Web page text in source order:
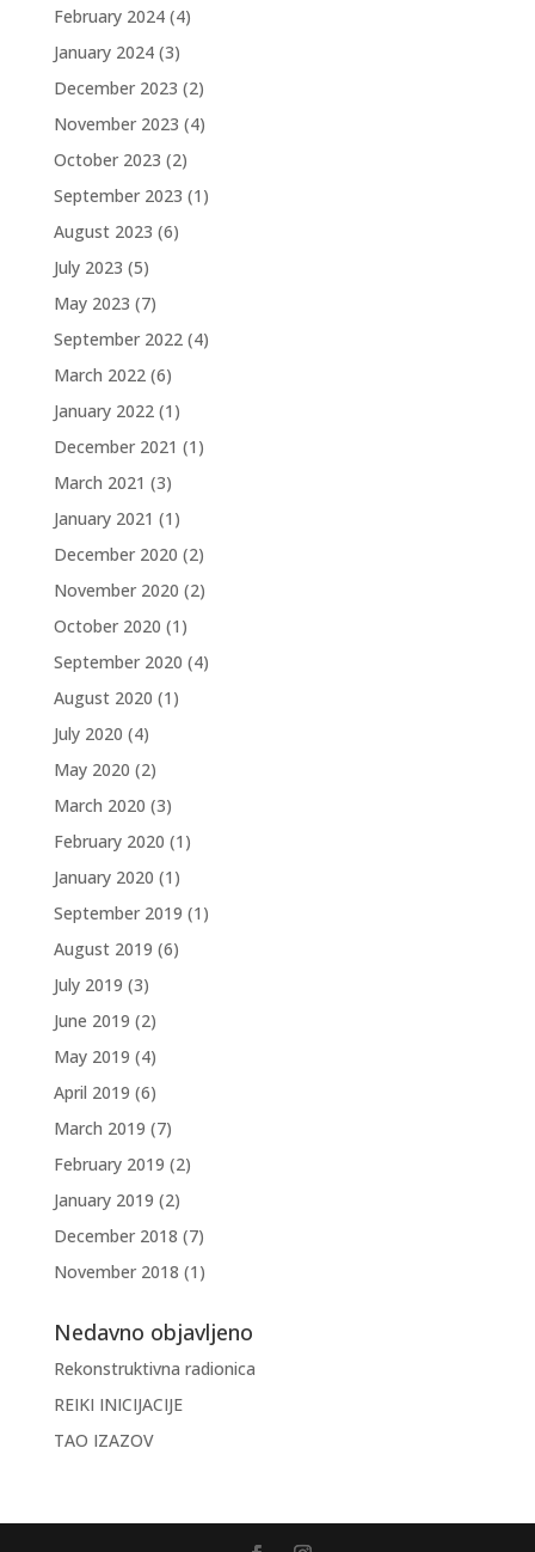
February 2024(4)
January 2024(3)
December 2023 (2)
November 2023 (4)
October 2023 (2)
September 2023 (1)
August 2023 (6)
July 2023 (5)
May 2023 (7)
September 2022(4)
March 2022(6)
January 2022(1)
December 2021 (1)
March 2021 (3)
January 2021 (1)
December 2020 (2)
November 2020 (2)
October 2020 (1)
September 2020 (4)
August 2020 (1)
July 2020 (4)
May 2020 (2)
March 2020 (3)
February 2020 (1)
January 2020 (1)
September 2019 (1)
August 2019 (6)
July 2019 (3)
June 2019 (2)
May 2019 (4)
April 2019 (6)
March 2019 (7)
February 2019 (2)
January 2019 (2)
December 2018 (7)
November 2018 (1)
Nedavno objavljeno
Rekonstruktivna radionica
REIKI INICIJACIJE
TAO IZAZOV